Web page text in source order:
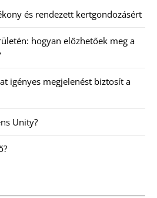
és rendezett kertgondozásért
hogyan előzhetőek meg a
igényes megjelenést biztosít a
Unity?